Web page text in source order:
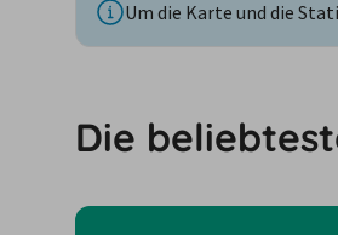
Um die Karte und die
Die